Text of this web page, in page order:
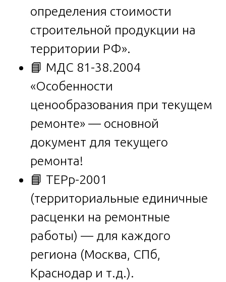
определения стоимости
строительной продукции на
территории РФ».
📘 МДС 81-38.2004
«Особенности
ценообразования при текущем
ремонте» — основной
документ для текущего
ремонта!
📘 ТЕРр-2001
(территориальные единичные
расценки на ремонтные
работы) — для каждого
региона (Москва, СПб,
Краснодар и т.д.).